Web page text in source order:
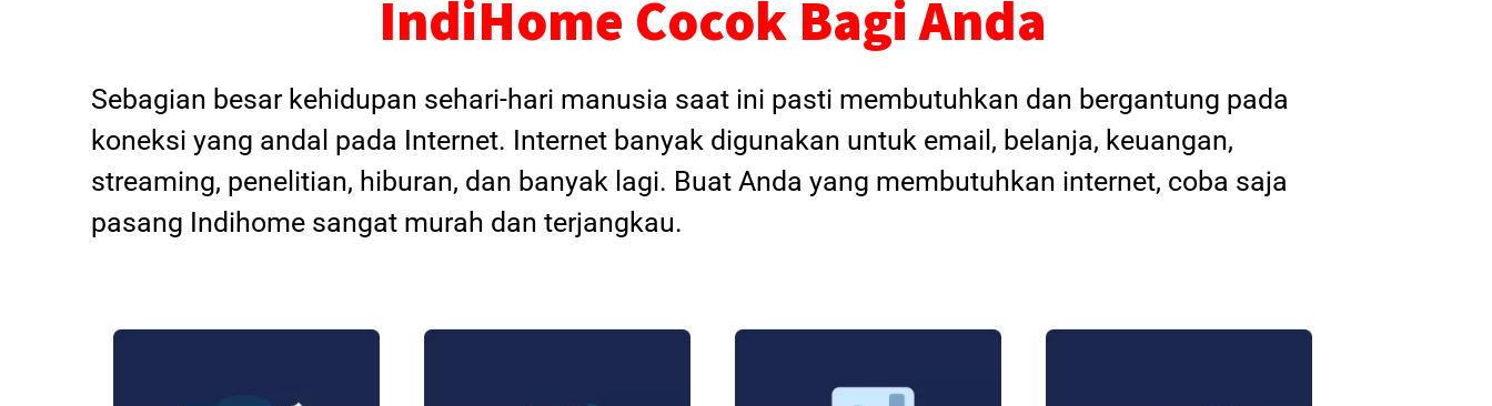
IndiHome Cocok Bagi Anda
Sebagian besar kehidupan sehari-hari manusia saat ini pasti membutuhkan dan bergantung pada
koneksi yang andal pada Internet. Internet banyak digunakan untuk email, belanja, keuangan,
streaming, penelitian, hiburan, dan banyak lagi. Buat Anda yang membutuhkan internet, coba saja
pasang Indihome sangat murah dan terjangkau.